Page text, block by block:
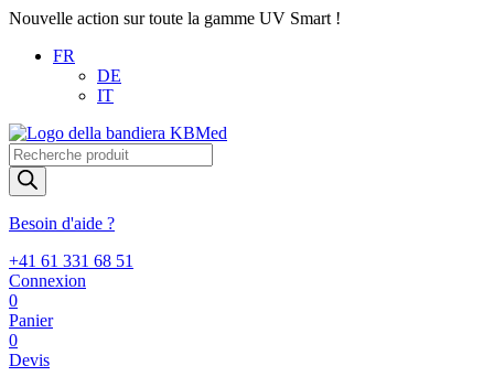
Nouvelle action sur toute la gamme UV Smart !
FR
DE
IT
Recherche
de
produits
Besoin d'aide ?
+41 61 331 68 51
Connexion
0
Panier
0
Devis